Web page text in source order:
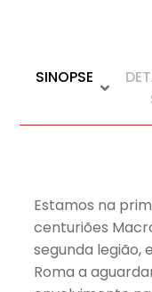
SINOPSE
Estamos na
centuriões
segunda
Roma a